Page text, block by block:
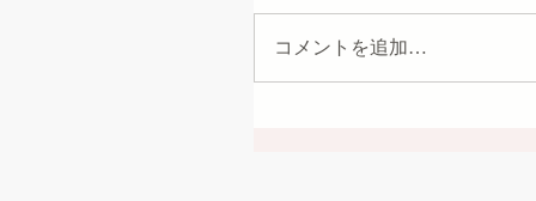
コメントを追加…